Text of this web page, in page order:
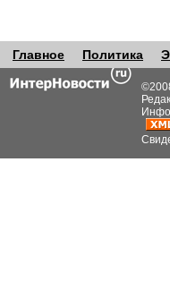
Главное Политика